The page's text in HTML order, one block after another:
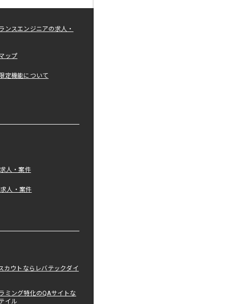
ンスエンジニアの求人・
ップ
定機能について
人・案件
人・案件
カウトならレバテックダイ
ミング特化のQAサイトな
イル